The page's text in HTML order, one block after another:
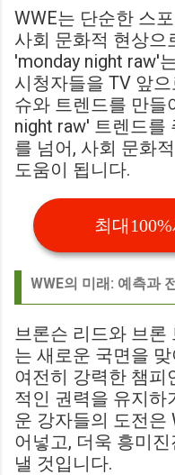
WWE는 단순한 스
사회 문화적 현상으
'monday night raw'
시청자들을 TV 앞
슈와 트렌드를 만들
night raw' 트렌드를
를 넘어, 사회 문화
도움이 됩니다.
최대
WWE의 미래: 예측과
브론슨 리드와 브론
는 새로운 국면을
여전히 강력한 챔피
적인 권력을 유지하
운 강자들의 도전은
어넣고, 더욱 흥미
낼 것입니다.